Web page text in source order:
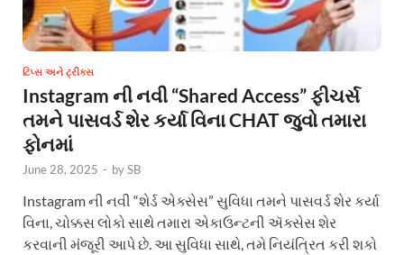
ટિપ્સ અને ટ્રીક્સ
Instagram ની નવી “Shared Access” ફીચર્સ
તમને પાસવર્ડ શેર કર્યા વિના CHAT જુવો તમારા
ફોનમાં
June 28, 2025 - bySB
Instagram ની નવી “શેર્ડ એક્સેસ” સુવિધા તમને પાસવર્ડ શેર કર્યા
વિના, ચોક્કસ લોકો સાથે તમારા એકાઉન્ટની ઍક્સેસ શેર
કરવાની મંજૂરી આપે છે. આ સુવિધા સાથે, તમે નિયંત્રિત કરી શકો